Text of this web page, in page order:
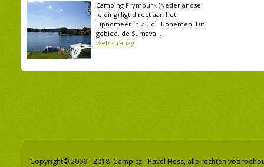
Camping Frymburk (Nederlandse
leiding) ligt direct aan het
Lipnomeer in Zuid - Bohemen. Dit
gebied, de Sumava...
web stránky
Copyright© 2009 - 2018 Camp.cz - Pavel Hess, alle rechten